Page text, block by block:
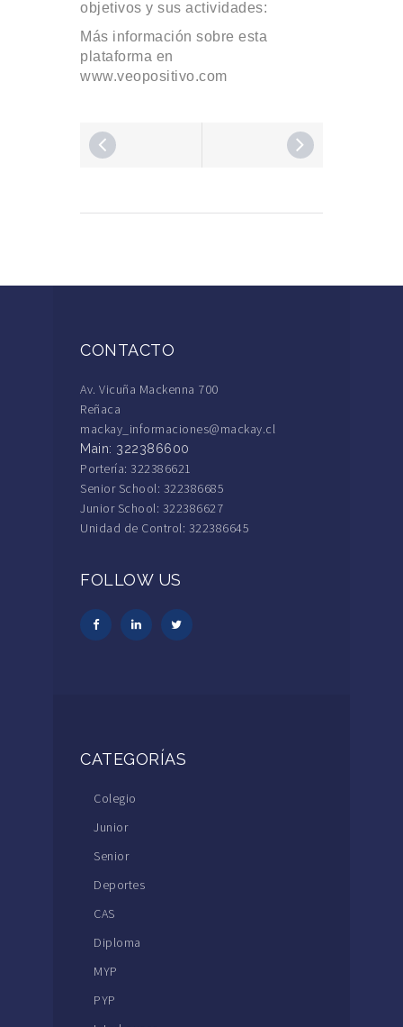
objetivos y sus actividades:
Más información sobre esta
plataforma en
www.veopositivo.com
CONTACTO
Av. Vicuña Mackenna 700
Reñaca
mackay_informaciones@mackay.cl
Main: 322386600
Portería: 322386621
Senior School: 322386685
Junior School: 322386627
Unidad de Control: 322386645
FOLLOW US
CATEGORÍAS
Colegio
Junior
Senior
Deportes
CAS
Diploma
MYP
PYP